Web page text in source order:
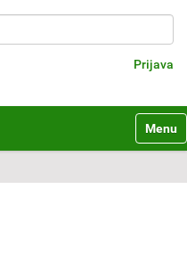
Prijava